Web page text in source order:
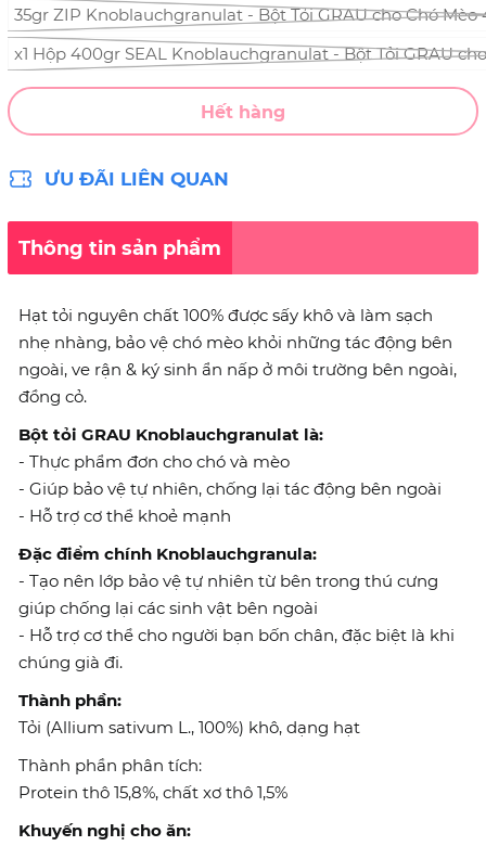
35gr ZIP Knoblauchgranulat - Bột Tỏi GRAU cho Chó
x1 Hộp 400gr SEAL Knoblauchgranulat - Bột Tỏi GRAU
Hết hàng
ƯU ĐÃI LIÊN QUAN
Thông tin sản phẩm
Hạt tỏi nguyên chất 100% được sấy khô và làm sạch
nhẹ nhàng, bảo vệ chó mèo khỏi những tác động bên
ngoài, ve rận & ký sinh ẩn nấp ở môi trường bên ngoài,
đồng cỏ.
Bột tỏi GRAU Knoblauchgranulat là:
- Thực phẩm đơn cho chó và mèo
- Giúp bảo vệ tự nhiên, chống lại tác động bên ngoài
- Hỗ trợ cơ thể khoẻ mạnh
Đặc điểm chính Knoblauchgranula:
- Tạo nên lớp bảo vệ tự nhiên từ bên trong thú cưng
giúp chống lại các sinh vật bên ngoài
- Hỗ trợ cơ thể cho người bạn bốn chân, đặc biệt là khi
chúng già đi.
Thành phần:
Tỏi (Allium sativum L., 100%) khô, dạng hạt
Thành phần phân tích:
Protein thô 15,8%, chất xơ thô 1,5%
Khuyến nghị cho ăn: